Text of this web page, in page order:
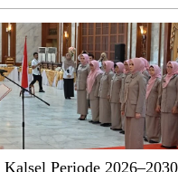
Periode 2026–2030